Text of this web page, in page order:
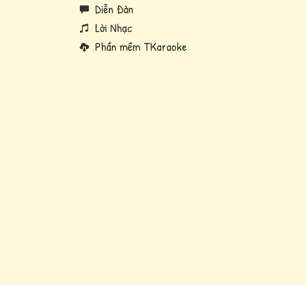
Diễn Đàn
Lời Nhạc
Phần mềm TKaraoke